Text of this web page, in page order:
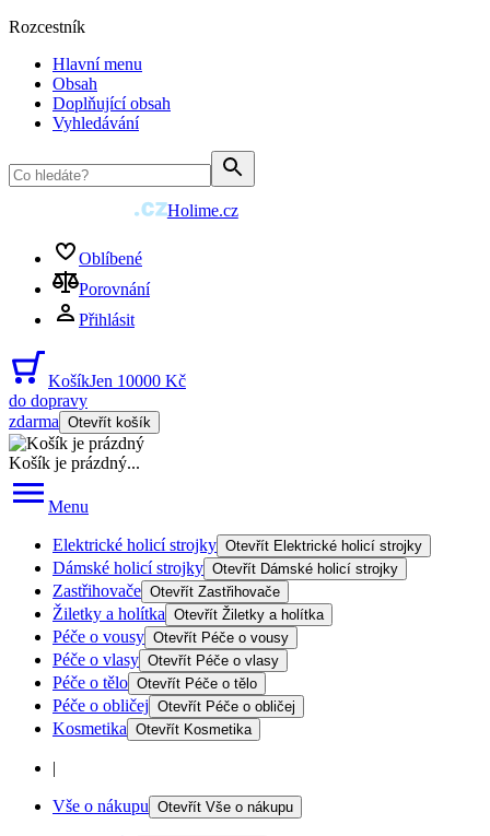
Rozcestník
Hlavní menu
Obsah
Doplňující obsah
Vyhledávání
Holime.cz
Oblíbené
Porovnání
Přihlásit
KošíkJen 10000 Kč
do dopravy
zdarma Otevřít košík
Košík je prázdný...
Menu
Elektrické holicí strojky Otevřít Elektrické holicí strojky
Dámské holicí strojky Otevřít Dámské holicí strojky
Zastřihovače Otevřít Zastřihovače
Žiletky a holítka Otevřít Žiletky a holítka
Péče o vousy Otevřít Péče o vousy
Péče o vlasy Otevřít Péče o vlasy
Péče o tělo Otevřít Péče o tělo
Péče o obličej Otevřít Péče o obličej
Kosmetika Otevřít Kosmetika
|
Vše o nákupu Otevřít Vše o nákupu